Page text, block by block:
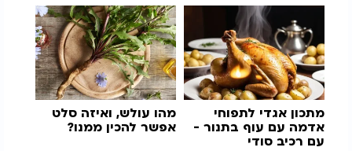
מתכון אגדי לתפוחי
אדמה עם עוף בתנור -
עם רכיב סודי
מהו עולש, ואיזה סלט
אפשר להכין ממנו?